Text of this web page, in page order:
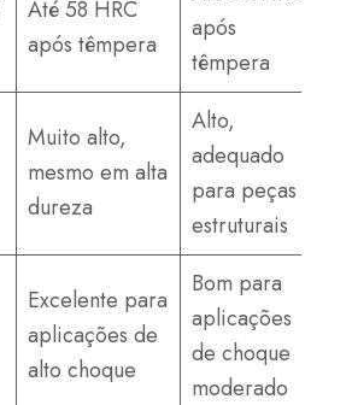
Até 58 HRC
após têmpera
após
têmpera
Muito alto,
mesmo em alta
dureza
Alto,
adequado
para peças
estruturais
Excelente para
aplicações de
alto choque
Bom para
aplicações
de choque
moderado